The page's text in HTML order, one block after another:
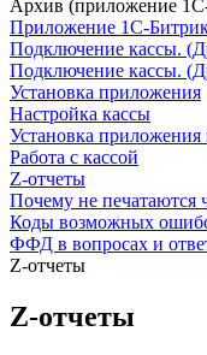
Архив (приложение
Приложение 1С-
Подключение кассы.
Подключение кассы.
Установка приложения
Настройка кассы
Установка
Работа с кассой
Z-отчеты
Почему не печатаются
Коды возможных
ФФД в вопросах и
Z-отчеты
Z-отчеты